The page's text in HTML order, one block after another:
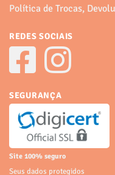
Política de Trocas,
REDES SOCIAIS
SEGURANÇA
Site 100% seguro
Seus dados protegidos